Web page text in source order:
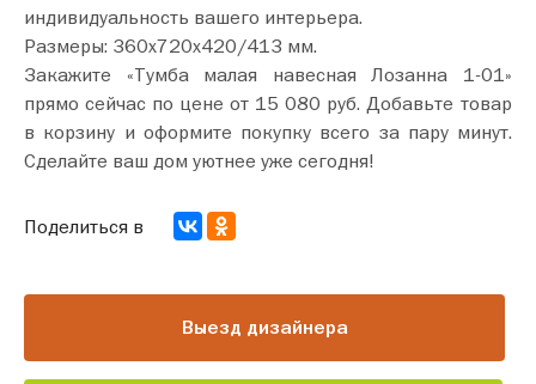
индивидуальность вашего интерьера.
Размеры: 360х720х420/413 мм.
Закажите «Тумба малая навесная Лозанна 1-01»
прямо сейчас по цене от 15 080 руб. Добавьте товар
в корзину и оформите покупку всего за пару минут.
Сделайте ваш дом уютнее уже сегодня!
Выезд дизайнера
Поделиться в